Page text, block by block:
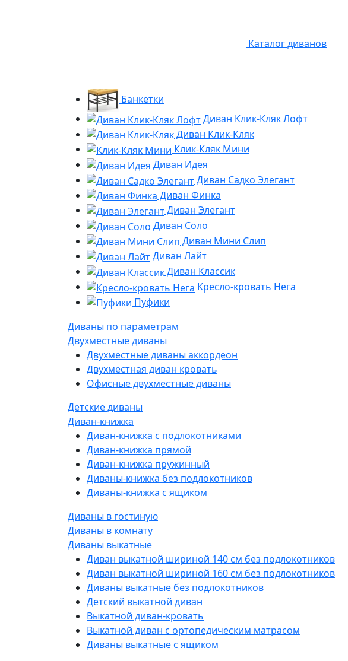
Каталог диванов
Банкетки
Диван Клик-Кляк Лофт
Диван Клик-Кляк
Клик-Кляк Мини
Диван Идея
Диван Садко Элегант
Диван Финка
Диван Элегант
Диван Соло
Диван Мини Слип
Диван Лайт
Диван Классик
Кресло-кровать Нега
Пуфики
Диваны по параметрам
Двухместные диваны
Двухместные диваны аккордеон
Двухместная диван кровать
Офисные двухместные диваны
Детские диваны
Диван-книжка
Диван-книжка с подлокотниками
Диван-книжка прямой
Диван-книжка пружинный
Диваны-книжка без подлокотников
Диваны-книжка с ящиком
Диваны в гостиную
Диваны в комнату
Диваны выкатные
Диван выкатной шириной 140 см без подлокотников
Диван выкатной шириной 160 см без подлокотников
Диваны выкатные без подлокотников
Детский выкатной диван
Выкатной диван-кровать
Выкатной диван с ортопедическим матрасом
Диваны выкатные с ящиком